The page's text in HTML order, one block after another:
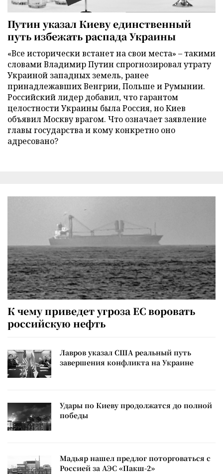
Путин указал Киеву единственный
путь избежать распада Украины
«Все исторически встанет на свои места» – такими
словами Владимир Путин спрогнозировал утрату
Украиной западных земель, ранее
принадлежавших Венгрии, Польше и Румынии.
Российский лидер добавил, что гарантом
целостности Украины была Россия, но Киев
объявил Москву врагом. Что означает заявление
главы государства и кому конкретно оно
адресовано?
К чему приведет угроза ЕС воровать
российскую нефть
Лавров указал США реальный путь
завершения конфликта на Украине
Удары по Киеву продолжатся до полной
победы
Мадьяр нашел предлог поторговаться с
Россией за АЭС «Пакш-2»